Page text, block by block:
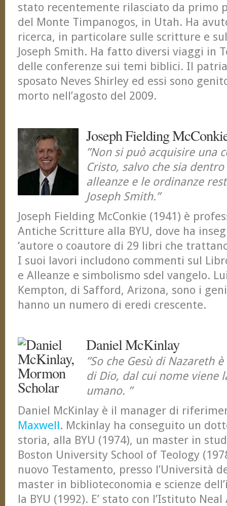
stato recentemente rilasciato da primo
del Monte Timpanogos, in Utah. Ha
ricerca, in particolare sulle scritture e
Joseph Smith. Ha fatto diversi viaggi in
delle conferenze sui temi biblici. Il
sposato Neves Shirley ed essi sono
morto nell’agosto del 2009.
Joseph Fielding
”Non si può acquisire una
Cristo, salvo che sia
alleanze e le ordinanze
Joseph Smith.”
Joseph Fielding McConkie (1941) è
Antiche Scritture alla BYU, dove ha
‘autore o coautore di 29 libri che
I suoi lavori includono commenti sul
e Alleanze e simbolismo sdel vangelo.
Kempton, di Safford, Arizona, sono i
hanno un numero di eredi crescente.
Daniel McKinlay
”So che Gesù di Nazareth
di Dio, dal cui nome viene
umano. ”
Daniel McKinlay è il manager di
Maxwell. Mckinlay ha conseguito un
storia, alla BYU (1974), un master in
Boston University School of Teology
nuovo Testamento, presso l’Università
master in biblioteconomia e scienze
la BYU (1992). E’ stato con l’Istituto